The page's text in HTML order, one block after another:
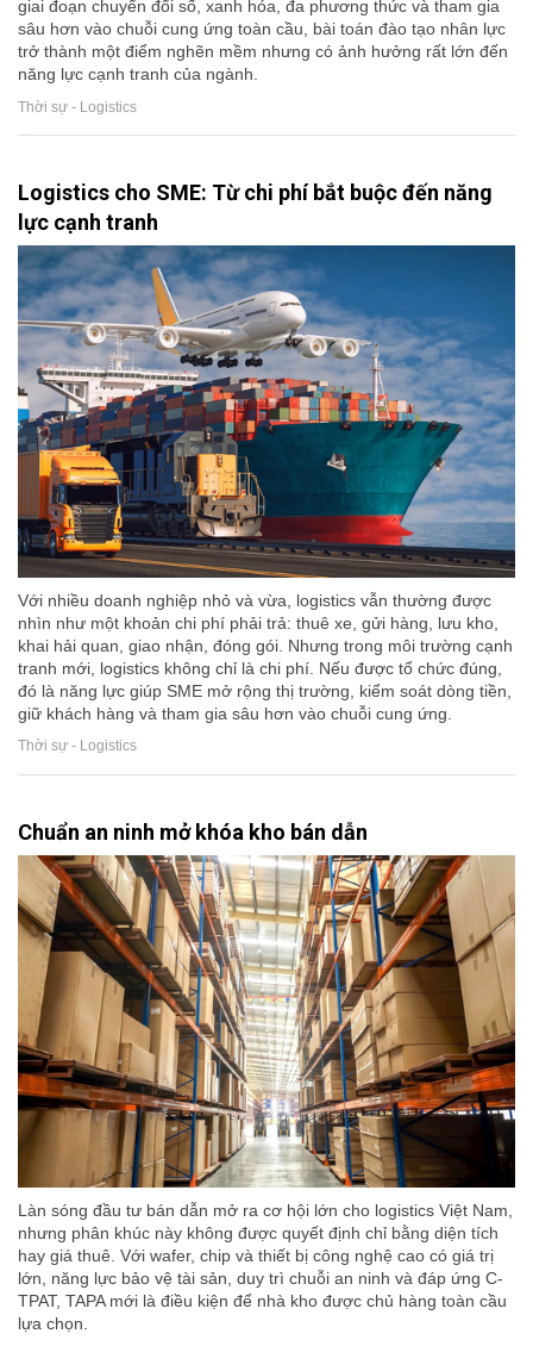
giai đoạn chuyển đổi số, xanh hóa, đa phương thức và tham gia
sâu hơn vào chuỗi cung ứng toàn cầu, bài toán đào tạo nhân lực
trở thành một điểm nghẽn mềm nhưng có ảnh hưởng rất lớn đến
năng lực cạnh tranh của ngành.
Thời sự - Logistics
Logistics cho SME: Từ chi phí bắt buộc đến năng
lực cạnh tranh
Với nhiều doanh nghiệp nhỏ và vừa, logistics vẫn thường được
nhìn như một khoản chi phí phải trả: thuê xe, gửi hàng, lưu kho,
khai hải quan, giao nhận, đóng gói. Nhưng trong môi trường cạnh
tranh mới, logistics không chỉ là chi phí. Nếu được tổ chức đúng,
đó là năng lực giúp SME mở rộng thị trường, kiểm soát dòng tiền,
giữ khách hàng và tham gia sâu hơn vào chuỗi cung ứng.
Thời sự - Logistics
Chuẩn an ninh mở khóa kho bán dẫn
Làn sóng đầu tư bán dẫn mở ra cơ hội lớn cho logistics Việt Nam,
nhưng phân khúc này không được quyết định chỉ bằng diện tích
hay giá thuê. Với wafer, chip và thiết bị công nghệ cao có giá trị
lớn, năng lực bảo vệ tài sản, duy trì chuỗi an ninh và đáp ứng C-
TPAT, TAPA mới là điều kiện để nhà kho được chủ hàng toàn cầu
lựa chọn.